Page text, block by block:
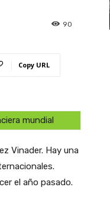
90
Copy URL
mundial
Vinader. Hay una
el año pasado.